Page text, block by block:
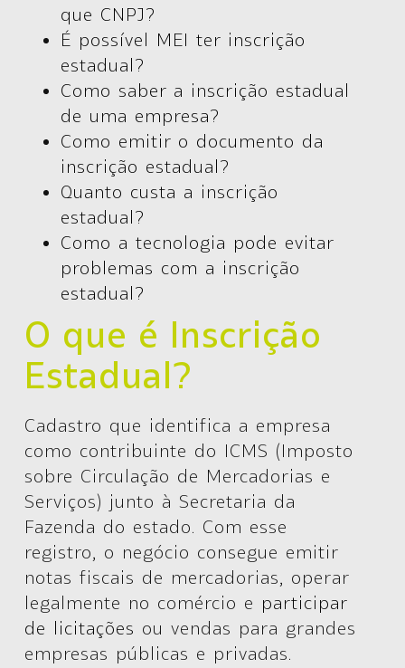
que CNPJ?
É possível MEI ter inscrição
estadual?
Como saber a inscrição estadual
de uma empresa?
Como emitir o documento da
inscrição estadual?
Quanto custa a inscrição
estadual?
Como a tecnologia pode evitar
problemas com a inscrição
estadual?
O que é Inscrição
Estadual?
Cadastro que identifica a empresa
como contribuinte do ICMS (Imposto
sobre Circulação de Mercadorias e
Serviços) junto à Secretaria da
Fazenda do estado. Com esse
registro, o negócio consegue emitir
notas fiscais de mercadorias, operar
legalmente no comércio e participar
de licitações ou vendas para grandes
empresas públicas e privadas.